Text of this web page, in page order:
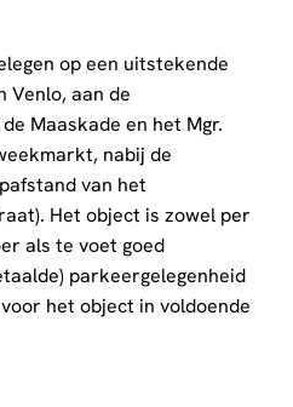
op een uitstekende
Venlo, aan de
Maaskade en het Mgr.
nabij de
van het
Het object is zowel per
als te voet goed
parkeergelegenheid
het object in voldoende